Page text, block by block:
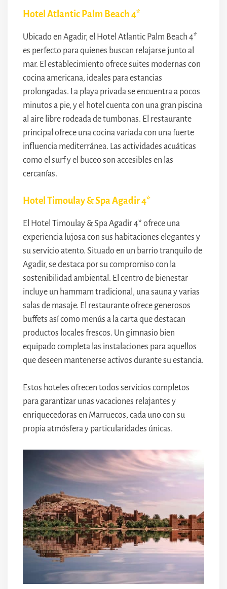
Hotel Atlantic Palm Beach 4*
Ubicado en Agadir, el Hotel Atlantic Palm Beach 4*
es perfecto para quienes buscan relajarse junto al
mar. El establecimiento ofrece suites modernas con
cocina americana, ideales para estancias
prolongadas. La playa privada se encuentra a pocos
minutos a pie, y el hotel cuenta con una gran piscina
al aire libre rodeada de tumbonas. El restaurante
principal ofrece una cocina variada con una fuerte
influencia mediterránea. Las actividades acuáticas
como el surf y el buceo son accesibles en las
cercanías.
Hotel Timoulay & Spa Agadir 4*
El Hotel Timoulay & Spa Agadir 4* ofrece una
experiencia lujosa con sus habitaciones elegantes y
su servicio atento. Situado en un barrio tranquilo de
Agadir, se destaca por su compromiso con la
sostenibilidad ambiental. El centro de bienestar
incluye un hammam tradicional, una sauna y varias
salas de masaje. El restaurante ofrece generosos
buffets así como menús a la carta que destacan
productos locales frescos. Un gimnasio bien
equipado completa las instalaciones para aquellos
que deseen mantenerse activos durante su estancia.
Estos hoteles ofrecen todos servicios completos
para garantizar unas vacaciones relajantes y
enriquecedoras en Marruecos, cada uno con su
propia atmósfera y particularidades únicas.